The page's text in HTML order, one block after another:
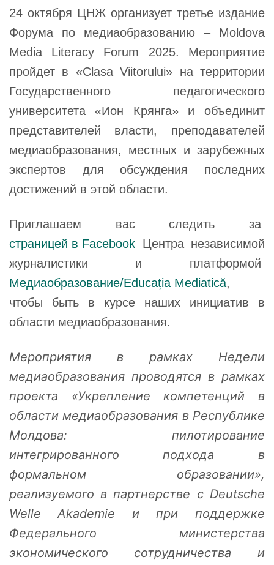
24 октября ЦНЖ организует третье издание
Форума по медиаобразованию – Moldova
Media Literacy Forum 2025. Мероприятие
пройдет в «Clasa Viitorului» на территории
Государственного педагогического
университета «Ион Крянга» и объединит
представителей власти, преподавателей
медиаобразования, местных и зарубежных
экспертов для обсуждения последних
достижений в этой области.
Приглашаем вас следить за
страницей в Facebook Центра независимой
журналистики и платформой
Медиаобразование/Educația Mediatică,
чтобы быть в курсе наших инициатив в
области медиаобразования.
Мероприятия в рамках Недели
медиаобразования проводятся в рамках
проекта «Укрепление компетенций в
области медиаобразования в Республике
Молдова: пилотирование
интегрированного подхода в
формальном образовании»,
реализуемого в партнерстве с Deutsche
Welle Akademie и при поддержке
Федерального министерства
экономического сотрудничества и